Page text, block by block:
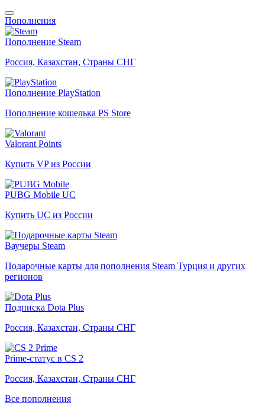
Пополнения
Пополнение Steam
Россия, Казахстан, Страны СНГ
Пополнение PlayStation
Пополнение кошелька PS Store
Valorant Points
Купить VP из России
PUBG Mobile UC
Купить UC из России
Ваучеры Steam
Подарочные карты для пополнения Steam Турция и других
регионов
Подписка Dota Plus
Россия, Казахстан, Страны СНГ
Prime-статус в CS 2
Россия, Казахстан, Страны СНГ
Все пополнения